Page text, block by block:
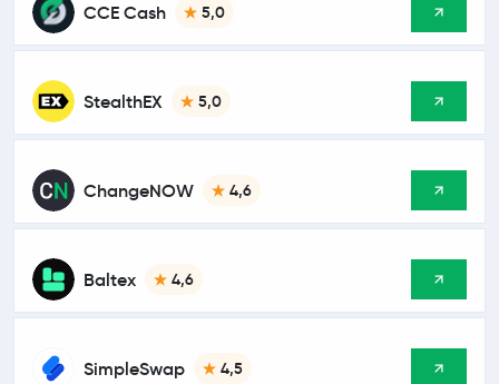
CCE Cash 5,0
StealthEX 5,0
ChangeNOW 4,6
Baltex 4,6
SimpleSwap 4,5